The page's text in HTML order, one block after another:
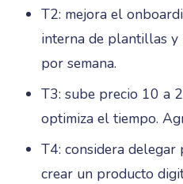
T2: mejora el
interna de plantillas y
por semana.
T3: sube precio 10 a
optimiza el tiempo.
T4: considera delegar
crear un producto